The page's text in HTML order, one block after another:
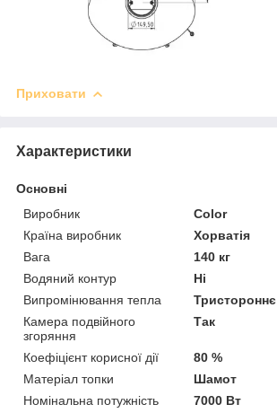
Приховати
Характеристики
Основні
Виробник
Color
Країна виробник
Хорватія
Вага
140 кг
Водяний контур
Ні
Випромінювання тепла
Тристороннє
Камера подвійного
згоряння
Так
Коефіцієнт корисної дії
80 %
Матеріал топки
Шамот
Номінальна потужність
7000 Вт